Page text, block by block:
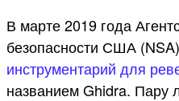
В марте 2019 года
безопасности США
инструментарий для
названием Ghidra. Пару